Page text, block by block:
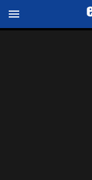
menu